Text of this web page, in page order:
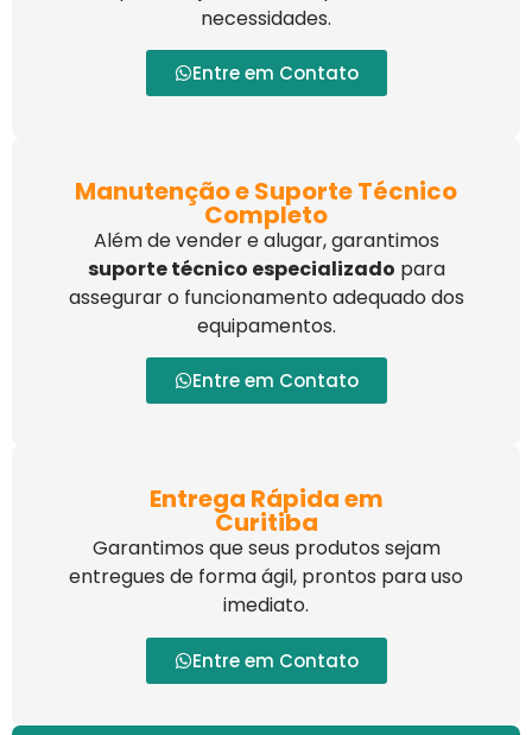
necessidades.
Entre em Contato
Manutenção e Suporte Técnico
Completo
Além de vender e alugar, garantimos
suporte técnico especializado para
assegurar o funcionamento adequado dos
equipamentos.
Entre em Contato
Entrega Rápida em
Curitiba
Garantimos que seus produtos sejam
entregues de forma ágil, prontos para uso
imediato.
Entre em Contato